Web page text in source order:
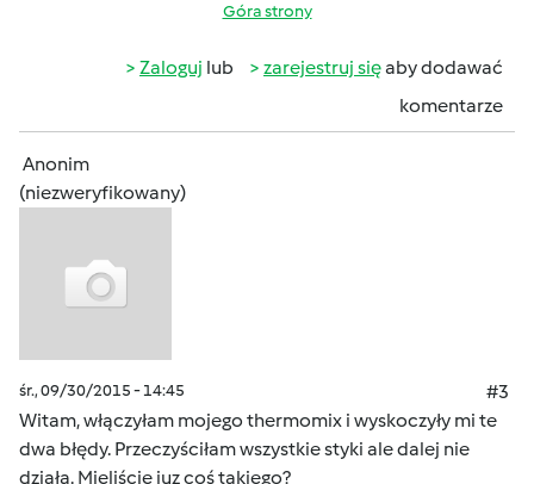
Góra strony
Zaloguj lub zarejestruj sięaby dodawać
komentarze
Anonim
(niezweryfikowany)
śr., 09/30/2015 - 14:45
#3
Witam, włączyłam mojego thermomix i wyskoczyły mi te
dwa błędy. Przeczyściłam wszystkie styki ale dalej nie
działa. Mieliście juz coś takiego?